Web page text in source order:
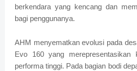
berkendara yang kencang dan
bagi penggunanya.
AHM menyematkan evolusi pada
Evo 160 yang merepresentasikan
performa tinggi. Pada bagian bodi